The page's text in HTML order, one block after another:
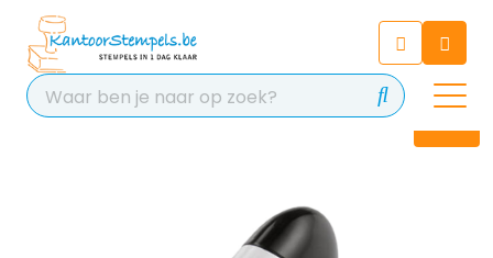
Chat 24/7 met onze chatbot
voor hulp
Contact